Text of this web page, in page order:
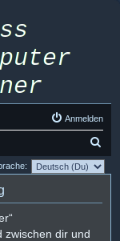
Anmelden
u
zwischen dir und